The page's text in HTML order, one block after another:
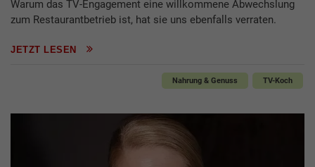
Warum das TV-Engagement eine willkommene Abwechslung
zum Restaurantbetrieb ist, hat sie uns ebenfalls verraten.
JETZT LESEN
Nahrung & Genuss TV-Koch